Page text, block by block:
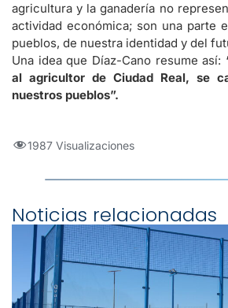
agricultura y la ganadería no
actividad económica; son una parte
pueblos, de nuestra identidad y del
Una idea que Díaz-Cano resume así:
al agricultor de Ciudad Real, se
nuestros pueblos”.
1987 Visualizaciones
Noticias relacionadas